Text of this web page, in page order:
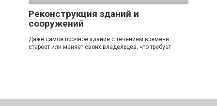
Реконструкция зданий и
сооружений
Даже самое прочное здание с течением времени
стареет или меняет своих владельцев, что требует